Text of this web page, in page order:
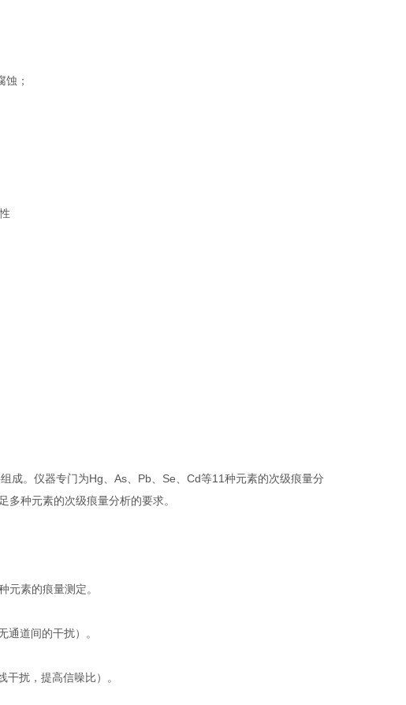
；
。仪器专门为Hg、As、Pb、Se、Cd等11种元素的次级痕量分
种元素的次级痕量分析的要求。
素的痕量测定。
道间的干扰）。
扰，提高信噪比）。